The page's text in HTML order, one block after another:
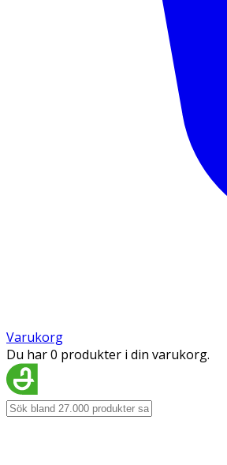
Varukorg
Du har 0 produkter i din varukorg.